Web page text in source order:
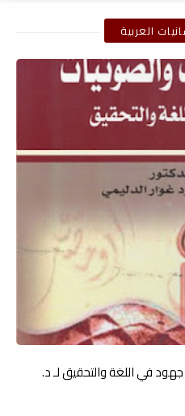
العربية
في اللغة والتحقيق لـ د.